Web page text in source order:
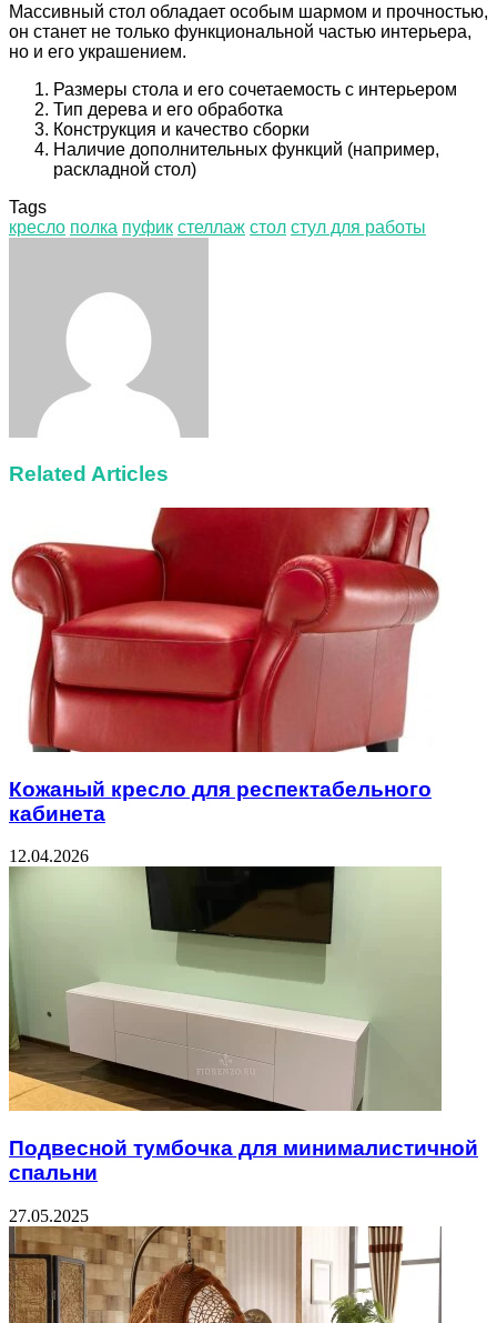
Массивный стол обладает особым шармом и прочностью,
он станет не только функциональной частью интерьера,
но и его украшением.
Размеры стола и его сочетаемость с интерьером
Тип дерева и его обработка
Конструкция и качество сборки
Наличие дополнительных функций (например,
раскладной стол)
Tags
кресло полка пуфик стеллаж стол стул для работы
Related Articles
Кожаный кресло для респектабельного
кабинета
12.04.2026
Подвесной тумбочка для минималистичной
спальни
27.05.2025